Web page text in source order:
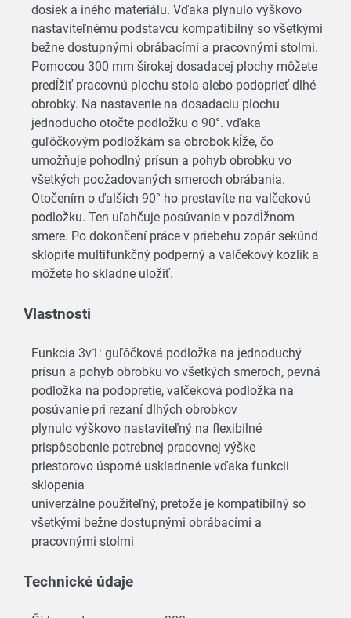
dosiek a iného materiálu. Vďaka plynulo výškovo
nastaviteľnému podstavcu kompatibilný so všetkými
bežne dostupnými obrábacími a pracovnými stolmi.
Pomocou 300 mm širokej dosadacej plochy môžete
predĺžiť pracovnú plochu stola alebo podoprieť dlhé
obrobky. Na nastavenie na dosadaciu plochu
jednoducho otočte podložku o 90°. vďaka
guľôčkovým podložkám sa obrobok kĺže, čo
umožňuje pohodlný prísun a pohyb obrobku vo
všetkých poožadovaných smeroch obrábania.
Otočením o ďalších 90° ho prestavíte na valčekovú
podložku. Ten uľahčuje posúvanie v pozdĺžnom
smere. Po dokončení práce v priebehu zopár sekúnd
sklopíte multifunkčný podperný a valčekový kozlík a
môžete ho skladne uložiť.
Vlastnosti
Funkcia 3v1: guľôčková podložka na jednoduchý
prísun a pohyb obrobku vo všetkých smeroch, pevná
podložka na podopretie, valčeková podložka na
posúvanie pri rezaní dlhých obrobkov
plynulo výškovo nastaviteľný na flexibilné
prispôsobenie potrebnej pracovnej výške
priestorovo úsporné uskladnenie vďaka funkcii
sklopenia
univerzálne použiteľný, pretože je kompatibilný so
všetkými bežne dostupnými obrábacími a
pracovnými stolmi
Technické údaje